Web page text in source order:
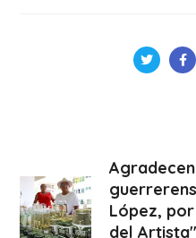
López,
del Artista"